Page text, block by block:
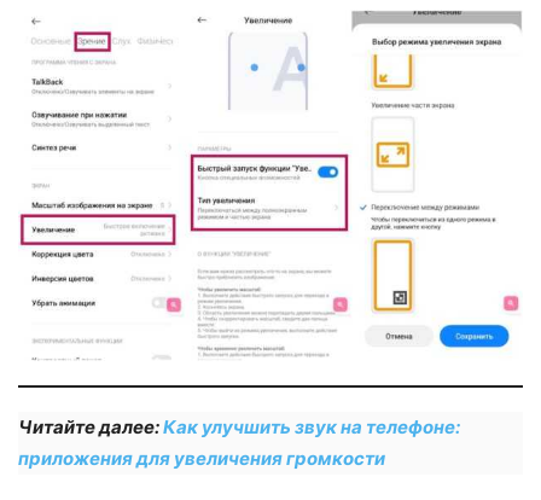
Читайте далее:Как улучшить звук на телефоне:
приложения для увеличения громкости